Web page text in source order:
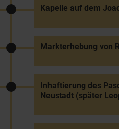
Kapelle auf dem
Markterhebung von
Inhaftierung des
Neustadt (später